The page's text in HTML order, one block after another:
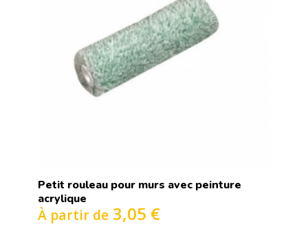
Petit rouleau pour murs avec peinture
acrylique
À partir de3,05 €